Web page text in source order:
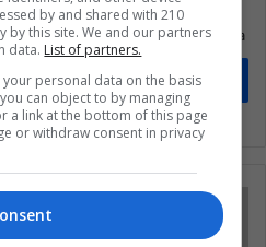
lista de correos
está pasando en Latinoamérica
by and shared with 210
by this site. We and our partners
data. List of partners.
personal data on the basis
can object to by managing
a link at the bottom of this page
or withdraw consent in privacy